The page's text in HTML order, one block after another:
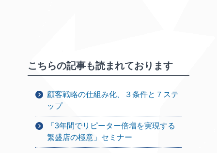
こちらの記事も読まれております
顧客戦略の仕組み化、３条件と７ステ
ップ
「3年間でリピーター倍増を実現する
繁盛店の極意」セミナー